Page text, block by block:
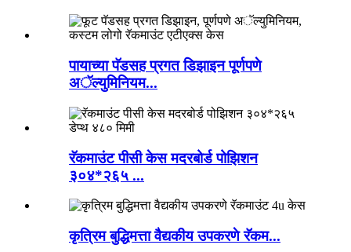
पायाच्या पॅडसह प्रगत डिझाइन पूर्णपणे
अॅल्युमिनियम...
रॅकमाउंट पीसी केस मदरबोर्ड पोझिशन
३०४*२६५ ...
कृत्रिम बुद्धिमत्ता वैद्यकीय उपकरणे रॅकम...